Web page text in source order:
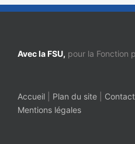
Avec la FSU, pour la Fonction
Accueil Plan du site Contact
Mentions légales